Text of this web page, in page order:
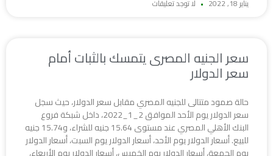
يناير 18, 2022 لا توجد تعليقات
سعر الجنيه المصرى يتمسك بالثبات أمام
سعر الدولار
حالة صمود متتالى للجنيه المصري مقابل سعر الدولار، حيث سجل
سعر الدولار يوم الأحد الموافق 2_1_2022، داخل شبكة فروع
البنك الأهلي المصري عند مستوى 15.64 جنيه للشراء، و15.74 جنيه
للبيع. أسعار الدولار يوم الأحد، أسعار الدولار يوم السبت، أسعار الدولار
يوم الجمعة، أسعار الدولار يوم الخميس، أسعار الدولار يوم الأربعاء،